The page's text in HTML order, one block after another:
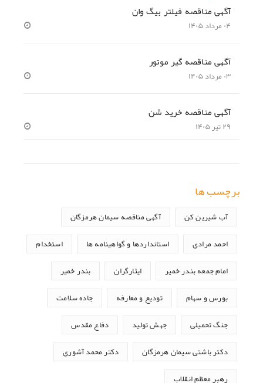
آگهی مناقصه فیلتر بیگ وان
۰۴ مرداد ۱۴۰۵
آگهی مناقصه گیر موتور
۰۳ مرداد ۱۴۰۵
آگهی مناقصه خرید شن
۲۹ تیر ۱۴۰۵
برچسب ها
آب شیرین کن آگهی مناقصه سیمان هرمزگان
احمد مرادی استانداردها و گواهینامه ها استخدام
امام جمعه بندر خمیر ایثارگران بندر خمیر
بورس و سهام تودیع و معارفه جاده سلامت
جنگ تحمیلی جهش تولید دفاع مقدس
دکتر باشتی سیمان هرمزگان دکتر محمد آشوری
رهبر معظم انقلاب